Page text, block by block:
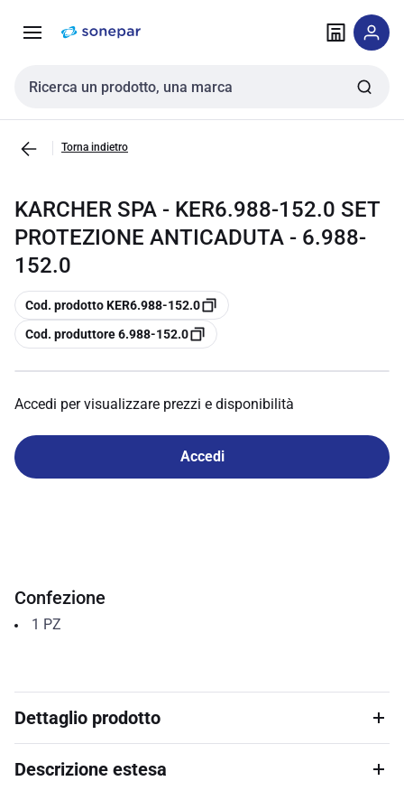
navigazione alla
Cerca input
Torna indietro
KARCHER SPA - KER6.988-152.0 SET
PROTEZIONE ANTICADUTA - 6.988-
152.0
copia
Cod. prodotto KER6.988-152.0
copia
Cod. produttore 6.988-152.0
Accedi per visualizzare prezzi e disponibilità
Accedi
Confezione
1 PZ
Dettaglio prodotto
Descrizione estesa